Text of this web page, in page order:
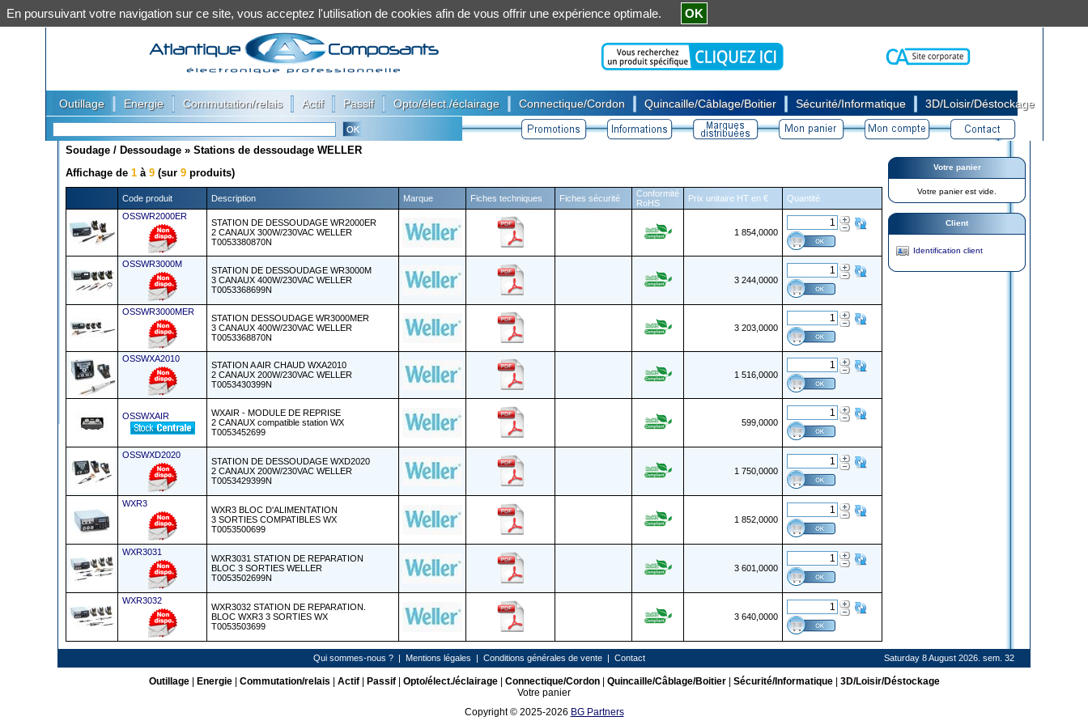
Outillage Energie Commutation/relais Actif Passif Opto/élect./éclairage Connectique/Cordon Quincaille/Câblage/Boitier Sécurité/Informatique 3D/Loisir/Déstockage
Soudage / Dessoudage » Stations de dessoudage WELLER
Affichage de 1 à 9 (sur 9 produits)
Code produit Description Marque Fiches techniques Fiches sécurité
Conformité
RoHS
Prix unitaire HT en €
Quantité
OSSWR2000ER
STATION DE DESSOUDAGE WR2000ER
2 CANAUX 300W/230VAC WELLER
T0053380870N
1 854,0000
OSSWR3000M
STATION DE DESSOUDAGE WR3000M
3 CANAUX 400W/230VAC WELLER
T0053368699N
3 244,0000
OSSWR3000MER
STATION DESSOUDAGE WR3000MER
3 CANAUX 400W/230VAC WELLER
T0053368870N
3 203,0000
OSSWXA2010
STATION A AIR CHAUD WXA2010
2 CANAUX 200W/230VAC WELLER
T0053430399N
1 516,0000
OSSWXAIR
WXAIR - MODULE DE REPRISE
2 CANAUX compatible station WX
T0053452699
599,0000
OSSWXD2020
STATION DE DESSOUDAGE WXD2020
2 CANAUX 200W/230VAC WELLER
T0053429399N
1 750,0000
WXR3
WXR3 BLOC D'ALIMENTATION
3 SORTIES COMPATIBLES WX
T0053500699
1 852,0000
WXR3031
WXR3031 STATION DE REPARATION
BLOC 3 SORTIES WELLER
T0053502699N
3 601,0000
WXR3032
WXR3032 STATION DE REPARATION.
BLOC WXR3 3 SORTIES WX
T0053503699
3 640,0000
Votre panier
Votre panier est vide.
Client
Identification client
Qui sommes-nous ?| Mentions légales | Conditions générales de vente| Contact Saturday 8 August 2026. sem. 32
Outillage| Energie| Commutation/relais Actif| Passif| Opto/élect./éclairage| Connectique/Cordon| Quincaille/Câblage/Boitier| Sécurité/Informatique| 3D/Loisir/Déstockage
Votre panier
Copyright © 2025-2026 BG Partners
En poursuivant votre navigation sur ce site, vous acceptez l'utilisation de cookies afin de vous offrir une expérience optimale. OK